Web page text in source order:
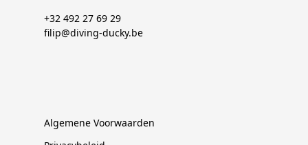
+32 492 27 69 29
filip@diving-ducky.be
Algemene Voorwaarden